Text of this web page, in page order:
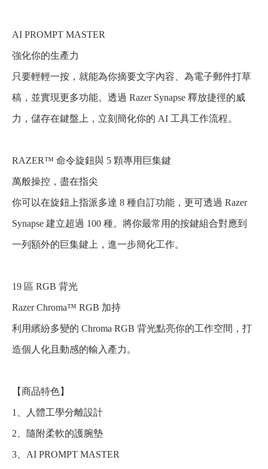
AI PROMPT MASTER
強化你的生產力
只要輕輕一按，就能為你摘要文字內容、為電子郵件打草
稿，並實現更多功能。透過 Razer Synapse 釋放捷徑的威
力，儲存在鍵盤上，立刻簡化你的 AI 工具工作流程。
RAZER™ 命令旋鈕與 5 顆專用巨集鍵
萬般操控，盡在指尖
你可以在旋鈕上指派多達 8 種自訂功能，更可透過 Razer
Synapse 建立超過 100 種。將你最常用的按鍵組合對應到
一列額外的巨集鍵上，進一步簡化工作。
19 區 RGB 背光
Razer Chroma™ RGB 加持
利用繽紛多變的 Chroma RGB 背光點亮你的工作空間，打
造個人化且動感的輸入產力。
【商品特色】
1、人體工學分離設計
2、隨附柔軟的護腕墊
3、AI PROMPT MASTER